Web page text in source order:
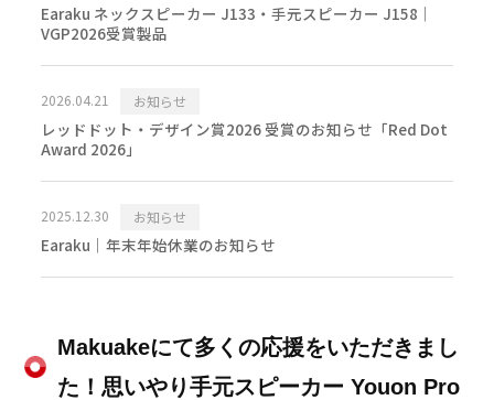
Earaku ネックスピーカー J133・手元スピーカー J158｜
VGP2026受賞製品
2026.04.21 お知らせ
レッドドット・デザイン賞2026 受賞のお知らせ「Red Dot
Award 2026」
2025.12.30 お知らせ
Earaku｜年末年始休業のお知らせ
Makuakeにて多くの応援をいただきまし
た！思いやり手元スピーカー Youon Pro